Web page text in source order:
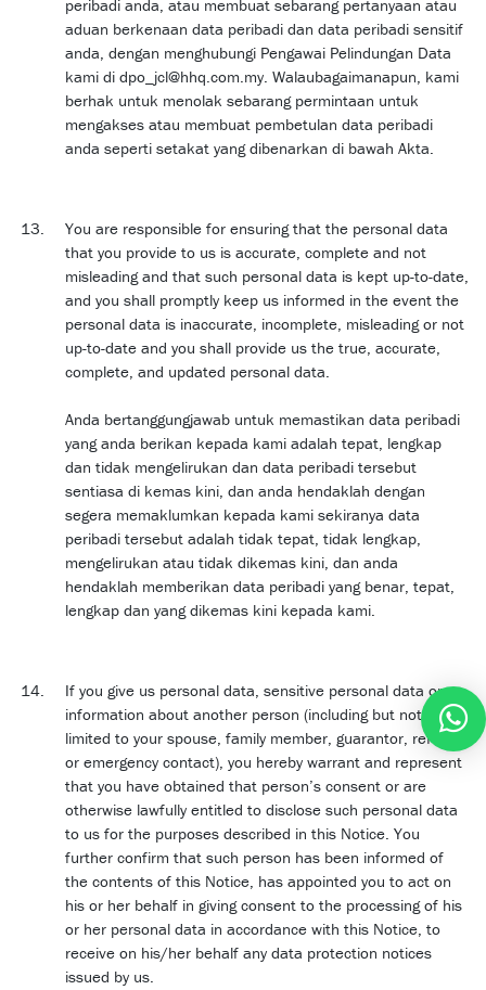
peribadi anda, atau membuat sebarang pertanyaan atau
aduan berkenaan data peribadi dan data peribadi sensitif
anda, dengan menghubungi Pengawai Pelindungan Data
kami di dpo_jcl@hhq.com.my. Walaubagaimanapun, kami
berhak untuk menolak sebarang permintaan untuk
mengakses atau membuat pembetulan data peribadi
anda seperti setakat yang dibenarkan di bawah Akta.
You are responsible for ensuring that the personal data
that you provide to us is accurate, complete and not
misleading and that such personal data is kept up-to-date,
and you shall promptly keep us informed in the event the
personal data is inaccurate, incomplete, misleading or not
up-to-date and you shall provide us the true, accurate,
complete, and updated personal data.
Anda bertanggungjawab untuk memastikan data peribadi
yang anda berikan kepada kami adalah tepat, lengkap
dan tidak mengelirukan dan data peribadi tersebut
sentiasa di kemas kini, dan anda hendaklah dengan
segera memaklumkan kepada kami sekiranya data
peribadi tersebut adalah tidak tepat, tidak lengkap,
mengelirukan atau tidak dikemas kini, dan anda
hendaklah memberikan data peribadi yang benar, tepat,
lengkap dan yang dikemas kini kepada kami.
If you give us personal data, sensitive personal data or
information about another person (including but not
limited to your spouse, family member, guarantor, referee
or emergency contact), you hereby warrant and represent
that you have obtained that person’s consent or are
otherwise lawfully entitled to disclose such personal data
to us for the purposes described in this Notice. You
further confirm that such person has been informed of
the contents of this Notice, has appointed you to act on
his or her behalf in giving consent to the processing of his
or her personal data in accordance with this Notice, to
receive on his/her behalf any data protection notices
issued by us.